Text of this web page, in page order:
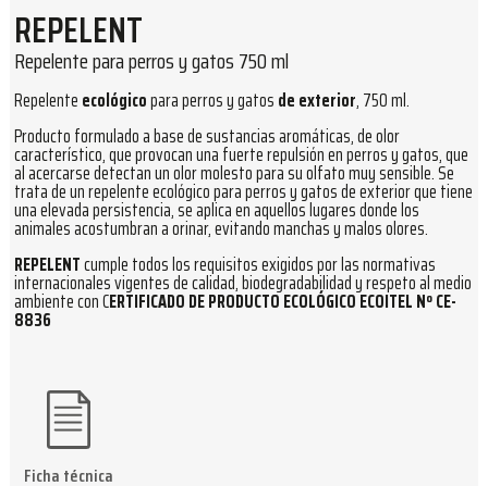
REPELENT
Repelente para perros y gatos 750 ml
Repelente ecológicopara perros y gatos de exterior, 750 ml.
Producto formulado a base de sustancias aromáticas, de olor
característico, que provocan una fuerte repulsión en perros y gatos, que
al acercarse detectan un olor molesto para su olfato muy sensible. Se
trata de un repelente ecológico para perros y gatos de exterior que tiene
una elevada persistencia, se aplica en aquellos lugares donde los
animales acostumbran a orinar, evitando manchas y malos olores.
REPELENTcumple todos los requisitos exigidos por las normativas
internacionales vigentes de calidad, biodegradabilidad y respeto al medio
ambiente con CERTIFICADO DE PRODUCTO ECOLÓGICO ECOITEL Nº CE-
8836
Ficha técnica